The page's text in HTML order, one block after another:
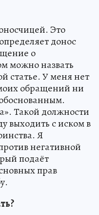
Это
донос
о
можно назвать
статье. У меня нет
обращений ни
Такой должности
выходить с иском в
Я
негативной
подаёт
прав